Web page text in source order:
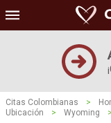
Citas Colombianas >
Ubicación
> Wyoming >